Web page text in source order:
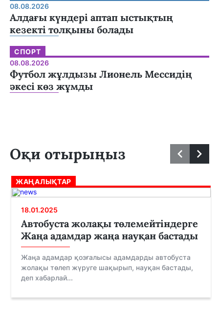
08.08.2026
Алдағы күндері аптап ыстықтың
кезекті толқыны болады
СПОРТ
08.08.2026
Футбол жұлдызы Лионель Мессидің
әкесі көз жұмды
Оқи отырыңыз
ЖАҢАЛЫҚТАР
18.01.2025
Автобуста жолақы төлемейтіндерге
Жаңа адамдар жаңа науқан бастады
Жаңа адамдар қозғалысы адамдарды автобуста
жолақы төлеп жүруге шақырып, науқан бастады,
деп хабарлай...